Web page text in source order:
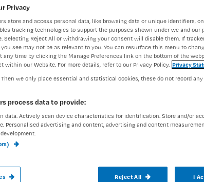
Privacy
store and access personal data, like browsing data or unique identifiers,
tracking technologies to support the purposes shown under we and our
Selecting Reject All or withdrawing your consent will disable them. If
see may not be as relevant to you. You can resurface this menu to
time by clicking the Manage Preferences link on the bottom of the
within our Website. For more details, refer to our Privacy Policy. Privacy
we only place essential and statistical cookies, these do not record
process data to provide:
data. Actively scan device characteristics for identification. Store and/or
Personalised advertising and content, advertising and content
Reject All I